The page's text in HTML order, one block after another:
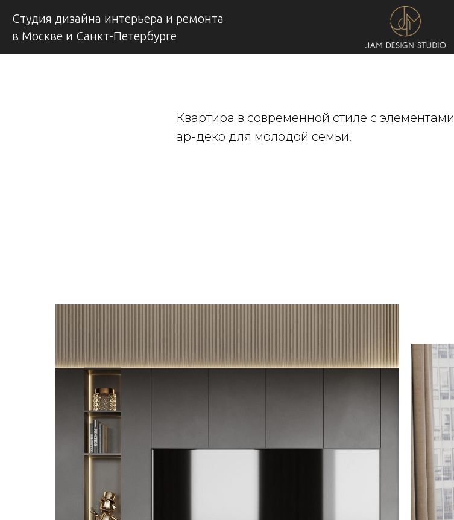
Студия дизайна интерьера и ремонта
в Москве и Санкт-Петербурге
Квартира в современной стиле с элементами
ар-деко для молодой семьи.